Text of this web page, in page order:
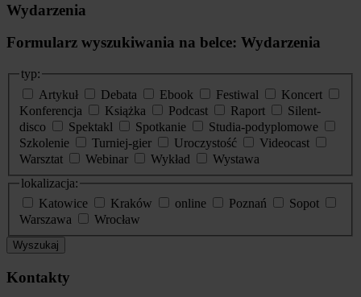
Wydarzenia
Formularz wyszukiwania na belce: Wydarzenia
typ:
Artykuł
Debata Ebook Festiwal
Koncert
Konferencja
Książka Podcast Raport
Silent-
disco
Spektakl Spotkanie
Studia-podyplomowe
Szkolenie
Turniej-gier Uroczystość
Videocast
Warsztat
Webinar Wykład
Wystawa
lokalizacja:
Katowice
Kraków online Poznań
Sopot
Warszawa
Wrocław
Wyszukaj
Kontakty